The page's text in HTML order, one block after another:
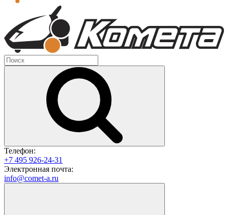
Телефон:
+7 495 926-24-31
Электронная почта:
info@comet-a.ru